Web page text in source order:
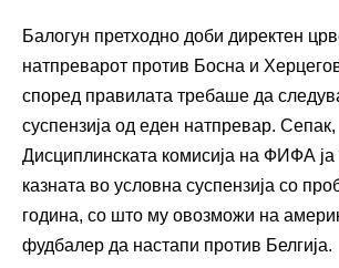
Балогун претходно доби директен
натпреварот против Босна и
според правилата требаше да
суспензија од еден натпревар. Сепак,
Дисциплинската комисија на ФИФА ја
казната во условна суспензија со
година, со што му овозможи на
фудбалер да настапи против Белгија.